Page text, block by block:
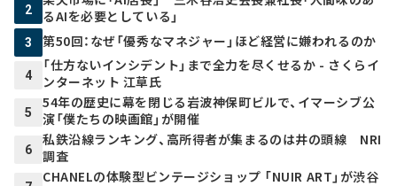
2
るAIを必要としている」
3 第50回：なぜ「優秀なマネジャー」ほど経営に嫌われるのか
4
「仕方ないインシデント」まで全力を尽くせるか - さくらイ
ンターネット 江草氏
5
54年の歴史に幕を閉じる岩波神保町ビルで、イマーシブ公
演「僕たちの映画館」が開催
6
私鉄沿線ランキング、高所得者が集まるのは井の頭線 NRI
調査
CHANELの体験型ビンテージショップ 「NUIR ART」が渋谷